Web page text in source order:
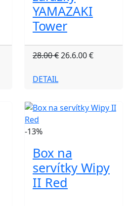
YAMAZAKI
Tower
28.00 €26.6.00 €
DETAIL
-13%
Box na
servítky Wipy
II Red